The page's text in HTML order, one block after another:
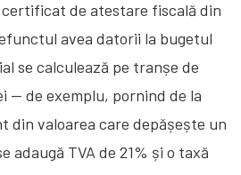
de atestare fiscală din
avea datorii la bugetul
se calculează pe tranșe de
— de exemplu, pornind de la
din valoarea care depășește un
adaugă TVA de 21% și o taxă